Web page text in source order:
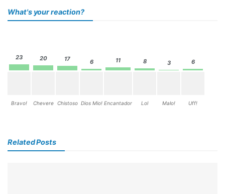
What's your reaction?
23
Bravo!
20
Chevere
17
Chistoso
6
Dios Mio!
11
Encantador
8
Lol
3
Malo!
6
Uff!
Related Posts